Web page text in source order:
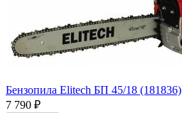
Бензопила Elitech БП 45/18 (181836)
7 790 ₽